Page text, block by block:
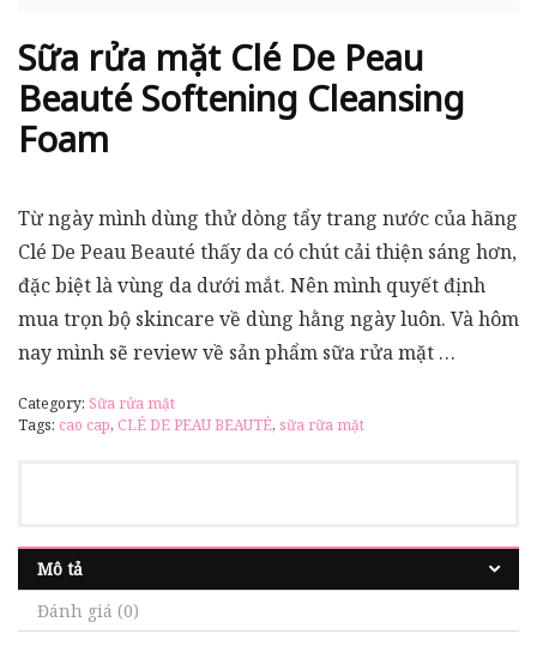
Sữa rửa mặt Clé De Peau
Beauté Softening Cleansing
Foam
Từ ngày mình dùng thử dòng tẩy trang nước của hãng
Clé De Peau Beauté thấy da có chút cải thiện sáng hơn,
đặc biệt là vùng da dưới mắt. Nên mình quyết định
mua trọn bộ skincare về dùng hằng ngày luôn. Và hôm
nay mình sẽ review về sản phẩm sữa rửa mặt …
Category: Sữa rửa mặt
Tags: cao cap, CLÉ DE PEAU BEAUTÉ, sữa rữa mặt
Mô tả
Đánh giá (0)